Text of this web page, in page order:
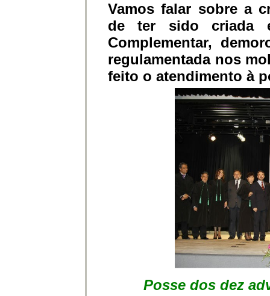
Vamos falar sobre a
de ter sido criada
Complementar,
regulamentada nos
feito o atendimento à
Posse dos dez